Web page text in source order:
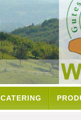
CATERING